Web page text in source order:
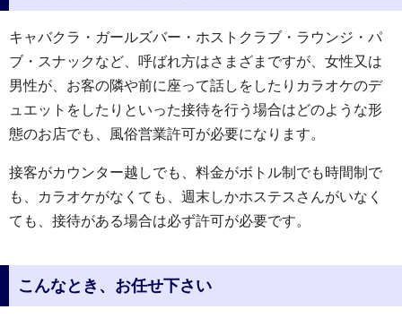
キャバクラ・ガールズバー・ホストクラブ・ラウンジ・パ
ブ・スナックなど、呼ばれ方はさまざまですが、女性又は
男性が、お客の隣や前に座って話しをしたりカラオケのデ
ュエットをしたりといった接待を行う場合はどのような形
態のお店でも、風俗営業許可が必要になります。
接客がカウンター越しでも、料金がボトル制でも時間制で
も、カラオケがなくても、週末しかホステスさんがいなく
ても、接待がある場合は必ず許可が必要です。
こんなとき、お任せ下さい